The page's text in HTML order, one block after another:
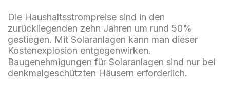
Die Haushaltsstrompreise sind in den
zurückliegenden zehn Jahren um rund 50%
gestiegen. Mit Solaranlagen kann man dieser
Kostenexplosion entgegenwirken.
Baugenehmigungen für Solaranlagen sind nur bei
denkmalgeschützten Häusern erforderlich.